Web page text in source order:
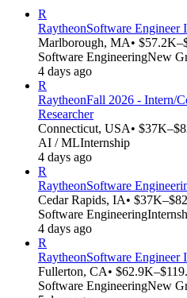
R
RaytheonSoftware Engineer
Marlborough, MA•
Software EngineeringNew
4 days ago
R
RaytheonFall 2026 - Intern/
Researcher
Connecticut, USA•
AI / MLInternship
4 days ago
R
RaytheonSoftware
Cedar Rapids, IA•
Software Engineering
4 days ago
R
RaytheonSoftware Engineer
Fullerton, CA•
Software EngineeringNew